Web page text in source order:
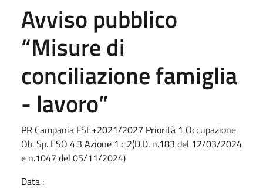
Avviso pubblico
“Misure di
conciliazione famiglia
- lavoro”
PR Campania FSE+2021/2027 Priorità 1 Occupazione
Ob. Sp. ESO 4.3 Azione 1.c.2(D.D. n.183 del 12/03/2024
e n.1047 del 05/11/2024)
Data :